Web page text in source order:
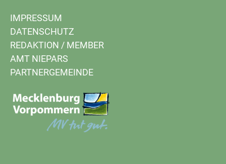
IMPRESSUM
DATENSCHUTZ
REDAKTION / MEMBER
AMT NIEPARS
PARTNERGEMEINDE